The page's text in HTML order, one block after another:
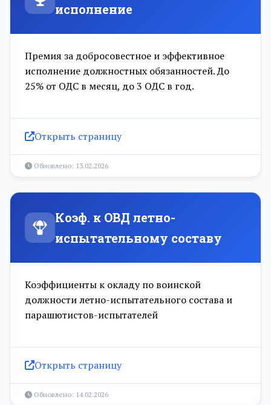
исполнение
Премия за добросовестное и эффективное
исполнение должностных обязанностей. До
25% от ОДС в месяц, до 3 ОДС в год.
Открыть страницу
Обновлено: 13.02.2026
Коэф. к ОВД летно-
испытательному составу
Коэффициенты к окладу по воинской
должности летно-испытательного состава и
парашютистов-испытателей
Открыть страницу
Обновлено: 14.02.2026